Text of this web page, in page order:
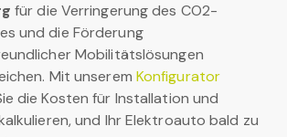
für die Verringerung des CO2-
und die Förderung
Mobilitätslösungen
Mit unserem Konfigurator
die Kosten für Installation und
und Ihr Elektroauto bald zu